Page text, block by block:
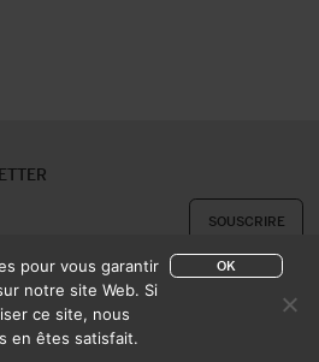
pour vous garantir
notre site Web. Si
ce site, nous
en êtes satisfait.
OK